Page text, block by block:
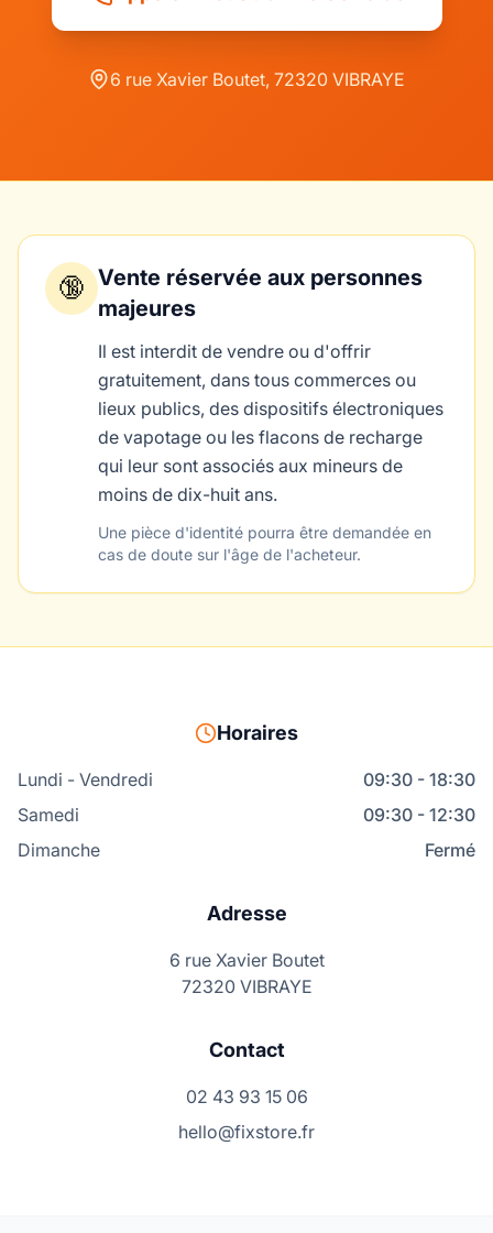
6 rue Xavier Boutet, 72320 VIBRAYE
🔞 Vente réservée aux personnes
majeures
Il est interdit de vendre ou d'offrir
gratuitement, dans tous commerces ou
lieux publics, des dispositifs électroniques
de vapotage ou les flacons de recharge
qui leur sont associés aux mineurs de
moins de dix-huit ans.
Une pièce d'identité pourra être demandée en
cas de doute sur l'âge de l'acheteur.
Horaires
Lundi - Vendredi
09:30 - 18:30
Samedi
09:30 - 12:30
Dimanche
Fermé
Adresse
6 rue Xavier Boutet
72320 VIBRAYE
Contact
02 43 93 15 06
hello@fixstore.fr